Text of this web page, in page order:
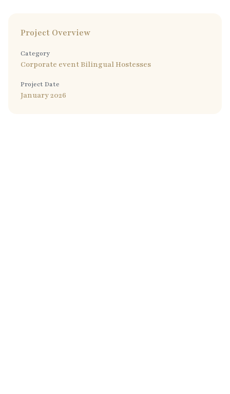
Project Overview
Category
Corporate event Bilingual Hostesses
Project Date
January 2026